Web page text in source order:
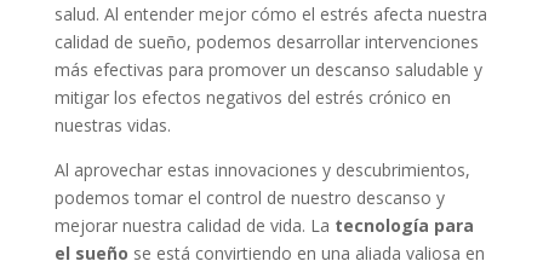
salud. Al entender mejor cómo el estrés afecta nuestra
calidad de sueño, podemos desarrollar intervenciones
más efectivas para promover un descanso saludable y
mitigar los efectos negativos del estrés crónico en
nuestras vidas.
Al aprovechar estas innovaciones y descubrimientos,
podemos tomar el control de nuestro descanso y
mejorar nuestra calidad de vida. La tecnología para
el sueño se está convirtiendo en una aliada valiosa en